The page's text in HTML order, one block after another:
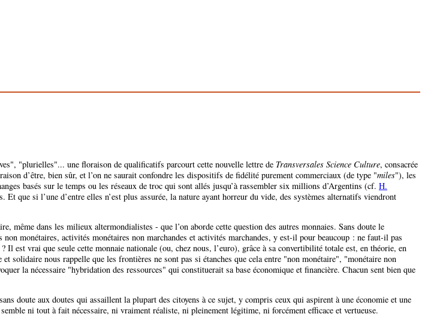
"plurielles"... une floraison de qualificatifs parcourt cette nouvelle lettre de Transversales Science Culture, consacrée
d’être, bien sûr, et l’on ne saurait confondre les dispositifs de fidélité purement commerciaux (de type "miles"), les
basés sur le temps ou les réseaux de troc qui sont allés jusqu’à rassembler six millions d’Argentins (cf. H.
que si l’une d’entre elles n’est plus assurée, la nature ayant horreur du vide, des systèmes alternatifs viendront
même dans les milieux altermondialistes - que l’on aborde cette question des autres monnaies. Sans doute le
monétaires, activités monétaires non marchandes et activités marchandes, y est-il pour beaucoup : ne faut-il pas
est vrai que seule cette monnaie nationale (ou, chez nous, l’euro), grâce à sa convertibilité totale est, en théorie, en
solidaire nous rappelle que les frontières ne sont pas si étanches que cela entre "non monétaire", "monétaire non
la nécessaire "hybridation des ressources" qui constituerait sa base économique et financière. Chacun sent bien que
doute aux doutes qui assaillent la plupart des citoyens à ce sujet, y compris ceux qui aspirent à une économie et une
ni tout à fait nécessaire, ni vraiment réaliste, ni pleinement légitime, ni forcément efficace et vertueuse.